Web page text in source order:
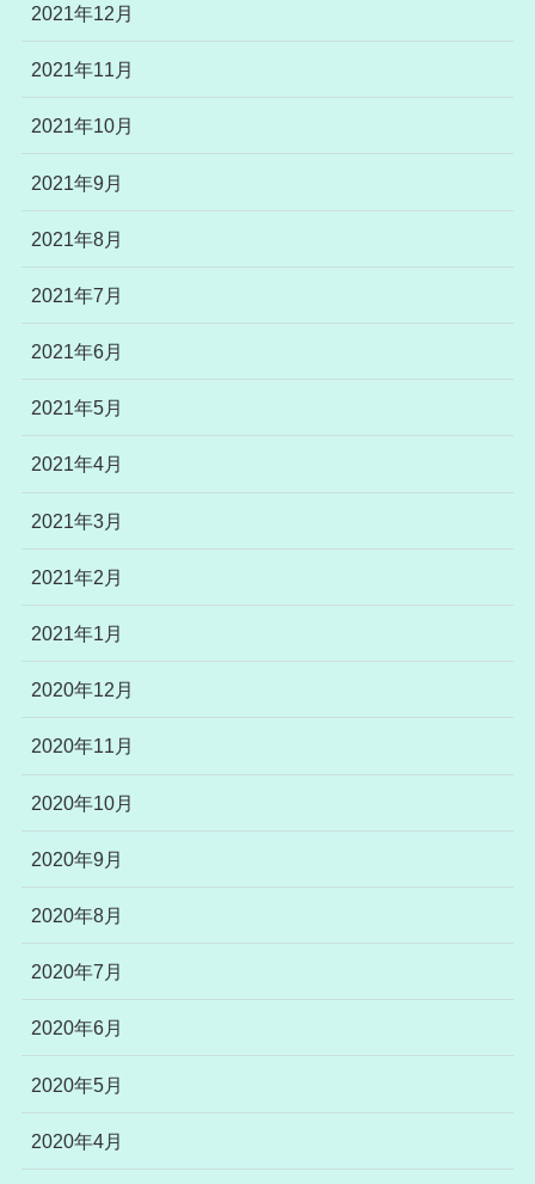
2021年12月
2021年11月
2021年10月
2021年9月
2021年8月
2021年7月
2021年6月
2021年5月
2021年4月
2021年3月
2021年2月
2021年1月
2020年12月
2020年11月
2020年10月
2020年9月
2020年8月
2020年7月
2020年6月
2020年5月
2020年4月